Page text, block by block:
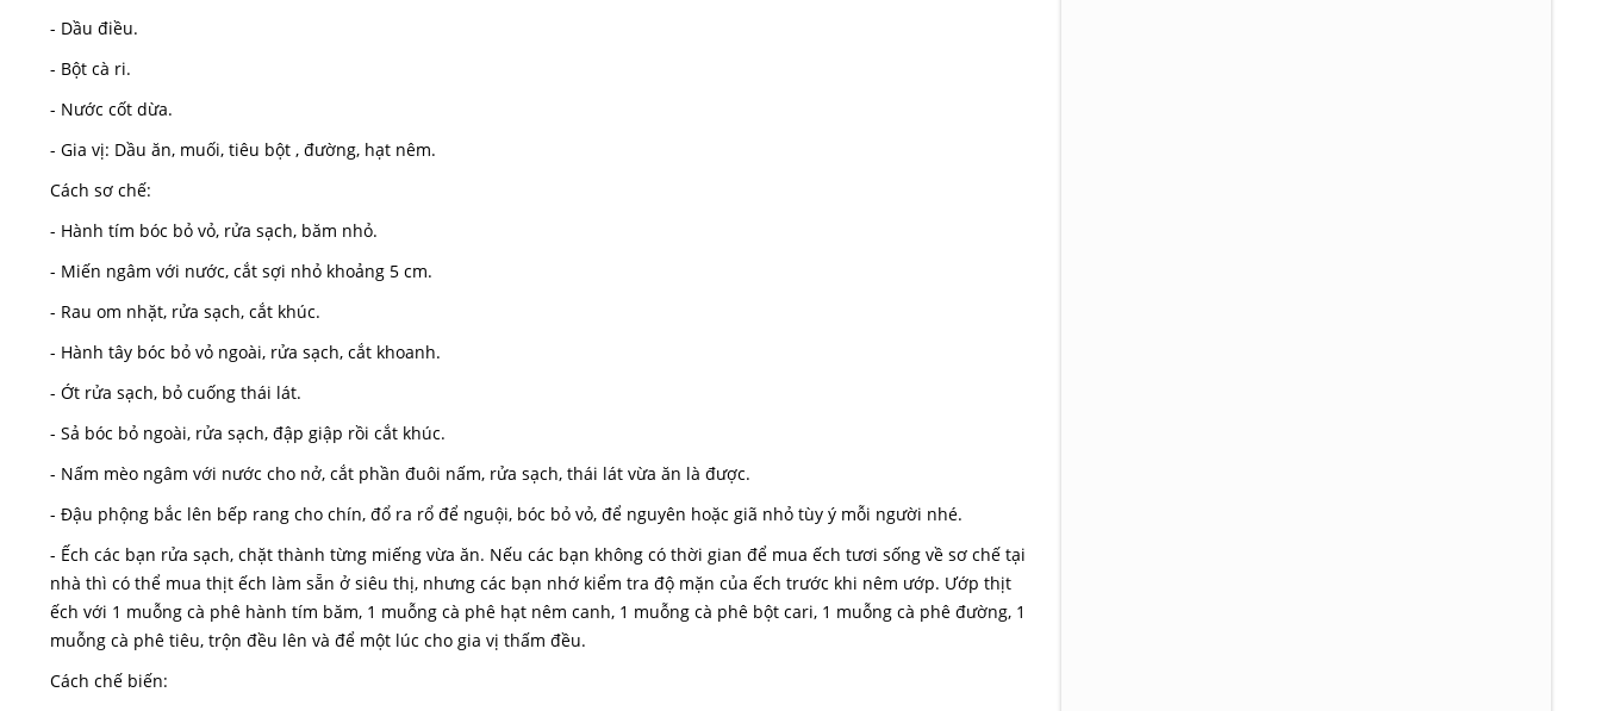
- Dầu điều.
- Bột cà ri.
- Nước cốt dừa.
- Gia vị: Dầu ăn, muối, tiêu bột , đường, hạt nêm.
Cách sơ chế:
- Hành tím bóc bỏ vỏ, rửa sạch, băm nhỏ.
- Miến ngâm với nước, cắt sợi nhỏ khoảng 5 cm.
- Rau om nhặt, rửa sạch, cắt khúc.
- Hành tây bóc bỏ vỏ ngoài, rửa sạch, cắt khoanh.
- Ớt rửa sạch, bỏ cuống thái lát.
- Sả bóc bỏ ngoài, rửa sạch, đập giập rồi cắt khúc.
- Nấm mèo ngâm với nước cho nở, cắt phần đuôi nấm, rửa sạch, thái lát vừa ăn là được.
- Đậu phộng bắc lên bếp rang cho chín, đổ ra rổ để nguội, bóc bỏ vỏ, để nguyên hoặc giã nhỏ tùy ý mỗi người nhé.
- Ếch các bạn rửa sạch, chặt thành từng miếng vừa ăn. Nếu các bạn không có thời gian để mua ếch tươi sống về sơ chế tại
nhà thì có thể mua thịt ếch làm sẵn ở siêu thị, nhưng các bạn nhớ kiểm tra độ mặn của ếch trước khi nêm ướp. Ướp thịt
ếch với 1 muỗng cà phê hành tím băm, 1 muỗng cà phê hạt nêm canh, 1 muỗng cà phê bột cari, 1 muỗng cà phê đường, 1
muỗng cà phê tiêu, trộn đều lên và để một lúc cho gia vị thấm đều.
Cách chế biến: